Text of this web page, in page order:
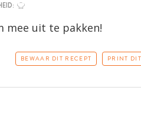
mee uit te pakken!
BEWAAR DIT RECEPT PRINT